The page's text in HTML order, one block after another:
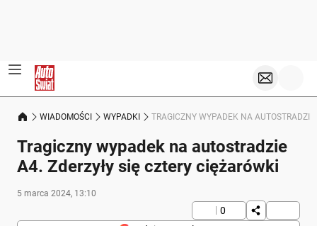
WIADOMOŚCI WYPADKI TRAGICZNY WYPADEK NA
Tragiczny wypadek na autostradzie
A4. Zderzyły się cztery ciężarówki
5 marca 2024, 13:10
0